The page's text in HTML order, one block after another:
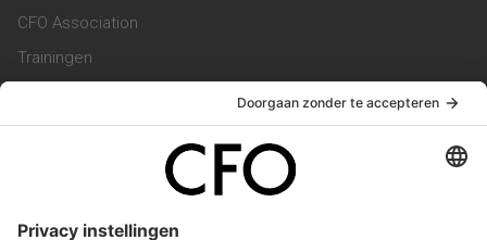
CFO Association
Trainingen
Vacatures
Service & Contact
Werken bij ons